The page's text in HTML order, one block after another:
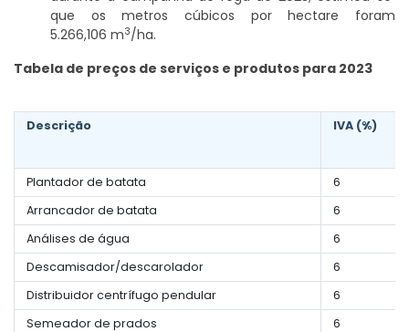
que os metros cúbicos por hectare foram
5.266,106 m3/ha.
Tabela de preços de serviços e produtos para 2023
Descrição IVA (%)
Plantador de batata
6
Arrancador de batata
6
Análises de água
6
Descamisador/descarolador
6
Distribuidor centrífugo pendular
6
Semeador de prados
6